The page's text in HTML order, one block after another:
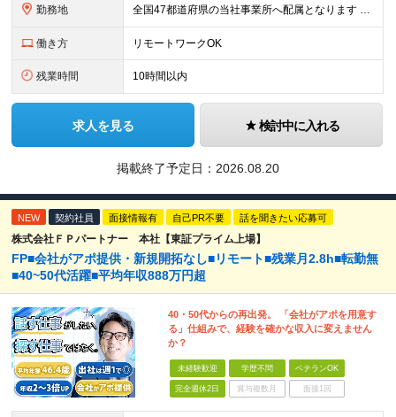
勤務地 全国47都道府県の当社事業所へ配属となります ※居住地や希望の勤務先を考慮します ※リモートワークOK／転勤なし ＜本社＞ 東京都台東区浅草橋1-1-8 FP浅草橋ビル (変更の範囲)上記を除く当
働き方 リモートワークOK
残業時間 10時間以内
求人を見る 検討中に入れる
掲載終了予定日： 2026.08.20
NEW 契約社員 面接情報有 自己PR不要 話を聞きたい応募可
株式会社ＦＰパートナー 本社【東証プライム上場】
FP■会社がアポ提供・新規開拓なし■リモート■残業月2.8h■転勤無
■40~50代活躍■平均年収888万円超
40・50代からの再出発。 「会社がアポを用意す
る」仕組みで、経験を確かな収入に変えません
か？
未経験歓迎 学歴不問 ベテランOK
完全週休2日 賞与複数月 面接1回